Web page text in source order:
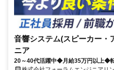
音響システム(スピーカー・
ニア
20～40代活躍中◆月給35万円以上◆